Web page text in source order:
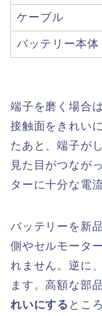
ケーブル
バッテリー本体
端子を磨く場合
接触面をきれい
たあと、端子が
見た目がつなが
ターに十分な電
バッテリーを新
側やセルモータ
れません。逆に
ます。高額な部
れいにする とこ